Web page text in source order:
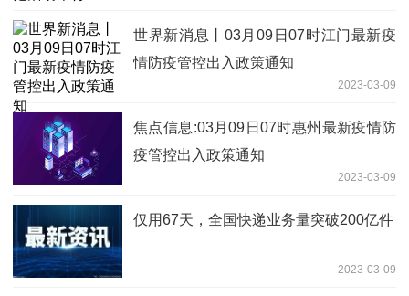
世界新消息丨03月09日07时江门最新疫
情防疫管控出入政策通知
2023-03-09
焦点信息:03月09日07时惠州最新疫情防
疫管控出入政策通知
2023-03-09
仅用67天，全国快递业务量突破200亿件
2023-03-09